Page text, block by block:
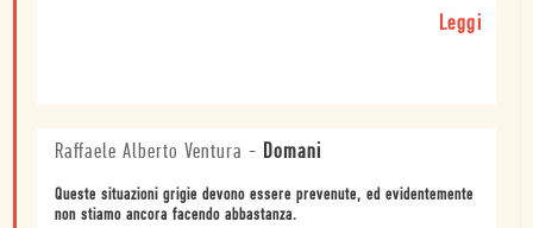
Leggi
Raffaele Alberto Ventura - Domani
Queste situazioni grigie devono essere prevenute, ed evidentemente
non stiamo ancora facendo abbastanza.